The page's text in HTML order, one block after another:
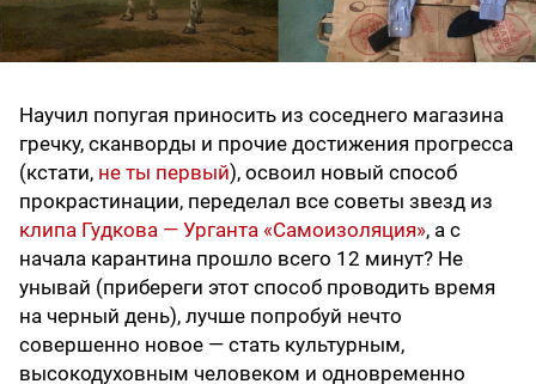
Научил попугая приносить из соседнего магазина
гречку, сканворды и прочие достижения прогресса
(кстати, не ты первый), освоил новый способ
прокрастинации, переделал все советы звезд из
клипа Гудкова — Урганта «Самоизоляция», а с
начала карантина прошло всего 12 минут? Не
унывай (прибереги этот способ проводить время
на черный день), лучше попробуй нечто
совершенно новое — стать культурным,
высокодуховным человеком и одновременно